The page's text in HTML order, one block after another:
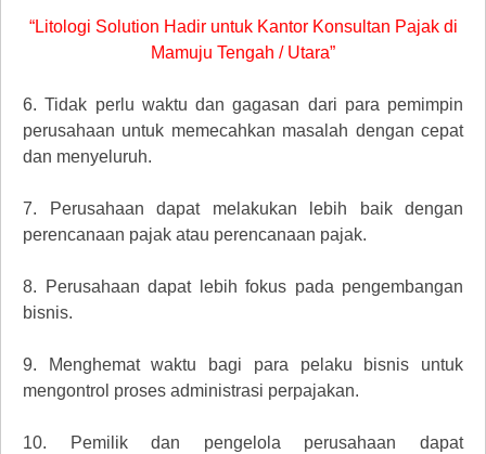
“Litologi Solution Hadir untuk Kantor Konsultan Pajak di
Mamuju Tengah / Utara”
6. Tidak perlu waktu dan gagasan dari para pemimpin
perusahaan untuk memecahkan masalah dengan cepat
dan menyeluruh.
7.
Perusahaan dapat melakukan lebih baik dengan
perencanaan pajak atau perencanaan pajak.
8.
Perusahaan dapat lebih fokus pada pengembangan
bisnis.
9.
Menghemat waktu bagi para pelaku bisnis untuk
mengontrol proses administrasi perpajakan.
10.
Pemilik dan pengelola perusahaan dapat